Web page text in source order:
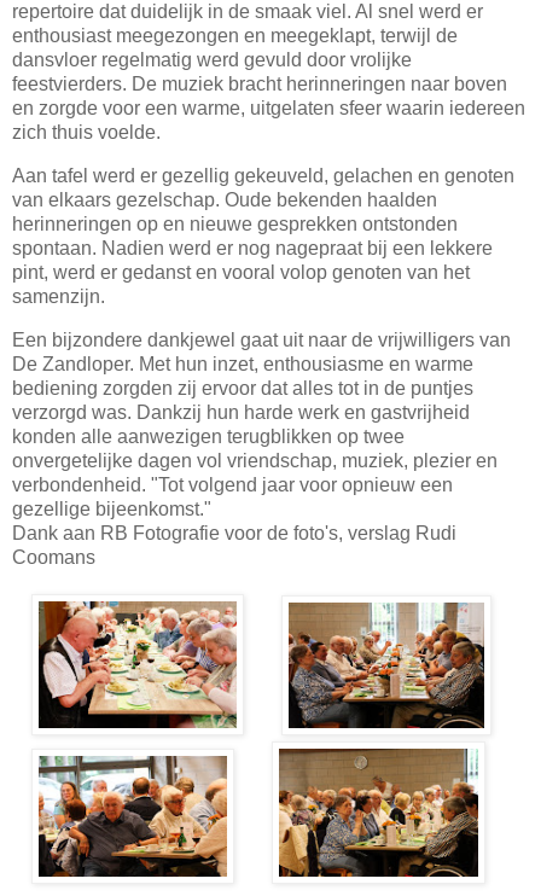
repertoire dat duidelijk in de smaak viel. Al snel werd er
enthousiast meegezongen en meegeklapt, terwijl de
dansvloer regelmatig werd gevuld door vrolijke
feestvierders. De muziek bracht herinneringen naar boven
en zorgde voor een warme, uitgelaten sfeer waarin iedereen
zich thuis voelde.
Aan tafel werd er gezellig gekeuveld, gelachen en genoten
van elkaars gezelschap. Oude bekenden haalden
herinneringen op en nieuwe gesprekken ontstonden
spontaan. Nadien werd er nog nagepraat bij een lekkere
pint, werd er gedanst en vooral volop genoten van het
samenzijn.
Een bijzondere dankjewel gaat uit naar de vrijwilligers van
De Zandloper. Met hun inzet, enthousiasme en warme
bediening zorgden zij ervoor dat alles tot in de puntjes
verzorgd was. Dankzij hun harde werk en gastvrijheid
konden alle aanwezigen terugblikken op twee
onvergetelijke dagen vol vriendschap, muziek, plezier en
verbondenheid. "Tot volgend jaar voor opnieuw een
gezellige bijeenkomst."
Dank aan RB Fotografie voor de foto's, verslag Rudi
Coomans